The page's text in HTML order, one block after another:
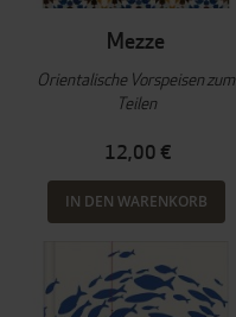
Mezze
Orientalische Vorspeisen zum
Teilen
12,00 €
IN DEN WARENKORB